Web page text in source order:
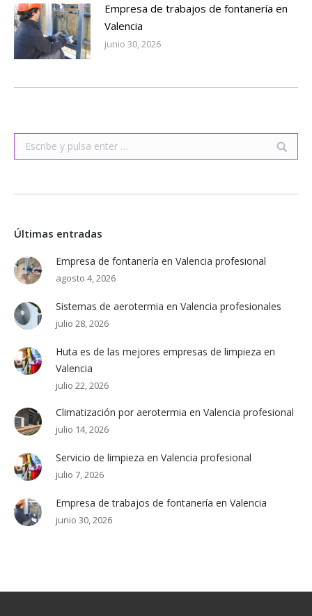
Empresa de trabajos de fontanería en
Valencia
junio 30, 2026
Buscar:
Últimas entradas
Empresa de fontanería en Valencia profesional
agosto 4, 2026
Sistemas de aerotermia en Valencia profesionales
julio 28, 2026
Huta es de las mejores empresas de limpieza en
Valencia
julio 22, 2026
Climatización por aerotermia en Valencia profesional
julio 14, 2026
Servicio de limpieza en Valencia profesional
julio 7, 2026
Empresa de trabajos de fontanería en Valencia
junio 30, 2026